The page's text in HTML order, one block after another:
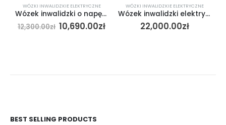
WÓZKI INWALIDZKIE ELEKTRYCZNE
Wózek inwalidzki o napędzie elektrycznym MODERN (PCBL 1600/1800)
12,300.00zł 10,690.00zł
WÓZKI INWALIDZKIE ELEKTRYCZNE
Wózek inwalidzki elektryczny LIW Care SPARKY
22,000.00zł
BEST SELLING PRODUCTS